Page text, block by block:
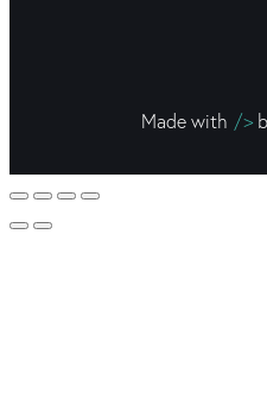
Made with />